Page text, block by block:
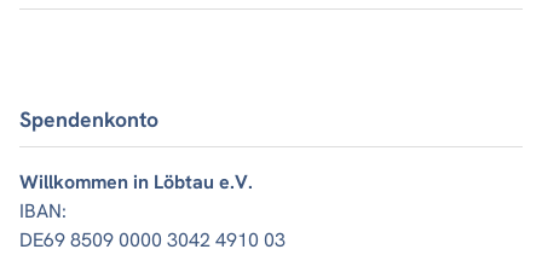
Spendenkonto
Willkommen in Löbtau e.V.
IBAN:
DE69 8509 0000 3042 4910 03